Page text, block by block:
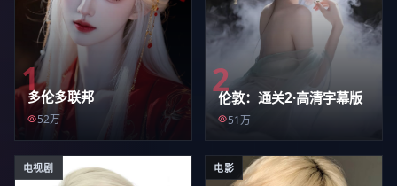
1
多伦多联邦
52万
2
伦敦：通关2·高清字幕版
51万
电视剧 电影